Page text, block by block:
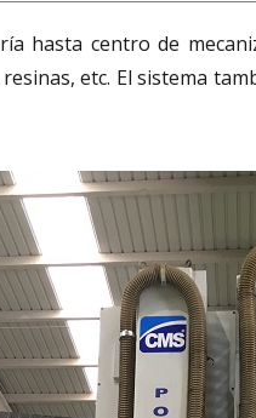
hasta centro de
etc. El sistema